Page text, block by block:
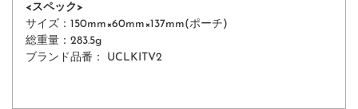
<スペック>
サイズ： 150mm×60mm×137mm(ポーチ)
総重量 ： 283.5g
ブランド品番：
UCLKITV2